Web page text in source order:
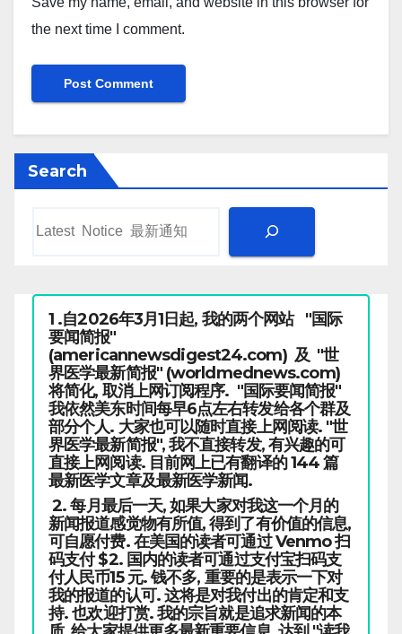
the next time I comment.
Search
1 .自2026年3月1日起, 我的两个网站 "国际
要闻简报"
(americannewsdigest24.com) 及 "世
界医学最新简报" (worldmednews.com)
将简化, 取消上网订阅程序. "国际要闻简报"
我依然美东时间每早6点左右转发给各个群及
部分个人. 大家也可以随时直接上网阅读. "世
界医学最新简报", 我不直接转发, 有兴趣的可
直接上网阅读. 目前网上已有翻译的 144 篇
最新医学文章及最新医学新闻.
2. 每月最后一天, 如果大家对我这一个月的
新闻报道感觉物有所值, 得到了有价值的信息,
可自愿付费. 在美国的读者可通过 Venmo 扫
码支付 $2. 国内的读者可通过支付宝扫码支
付人民币15 元. 钱不多, 重要的是表示一下对
我的报道的认可. 这将是对我付出的肯定和支
持. 也欢迎打赏. 我的宗旨就是追求新闻的本